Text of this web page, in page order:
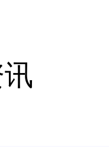
Customizations
Help Center